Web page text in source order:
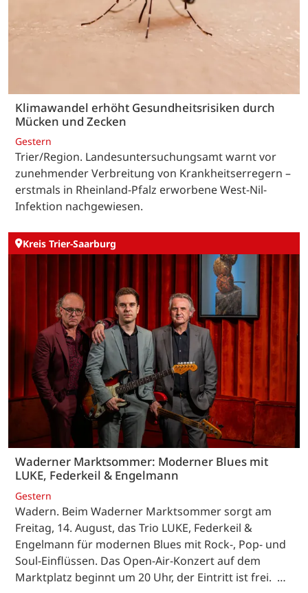
Klimawandel erhöht Gesundheitsrisiken durch
Mücken und Zecken
Gestern
Trier/Region. Landesuntersuchungsamt warnt vor
zunehmender Verbreitung von Krankheitserregern –
erstmals in Rheinland-Pfalz erworbene West-Nil-
Infektion nachgewiesen.
Kreis Trier-Saarburg
Waderner Marktsommer: Moderner Blues mit
LUKE, Federkeil & Engelmann
Gestern
Wadern. Beim Waderner Marktsommer sorgt am
Freitag, 14. August, das Trio LUKE, Federkeil &
Engelmann für modernen Blues mit Rock-, Pop- und
Soul-Einflüssen. Das Open-Air-Konzert auf dem
Marktplatz beginnt um 20 Uhr, der Eintritt ist frei. …